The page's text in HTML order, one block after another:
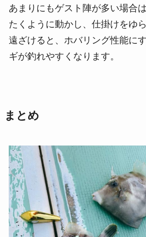
あまりにもゲスト陣が多い場合
たくように動かし、仕掛けをゆ
遠ざけると、ホバリング性能に
ギが釣れやすくなります。
まとめ